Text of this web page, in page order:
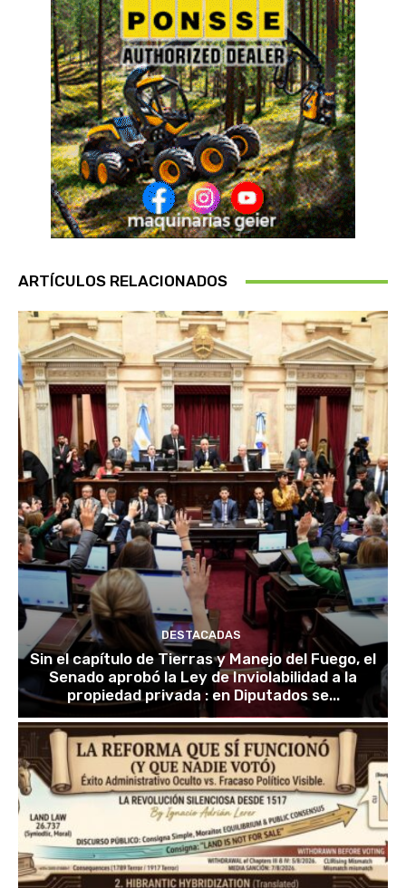
ARTÍCULOS RELACIONADOS
DESTACADAS
Sin el capítulo de Tierras y Manejo del Fuego, el
Senado aprobó la Ley de Inviolabilidad a la
propiedad privada : en Diputados se...